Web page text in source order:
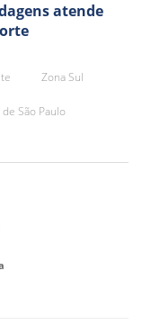
atende
Zona Sul
São Paulo